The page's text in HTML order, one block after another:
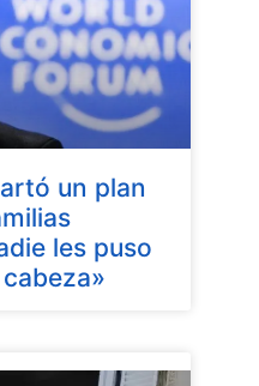
un plan
les puso